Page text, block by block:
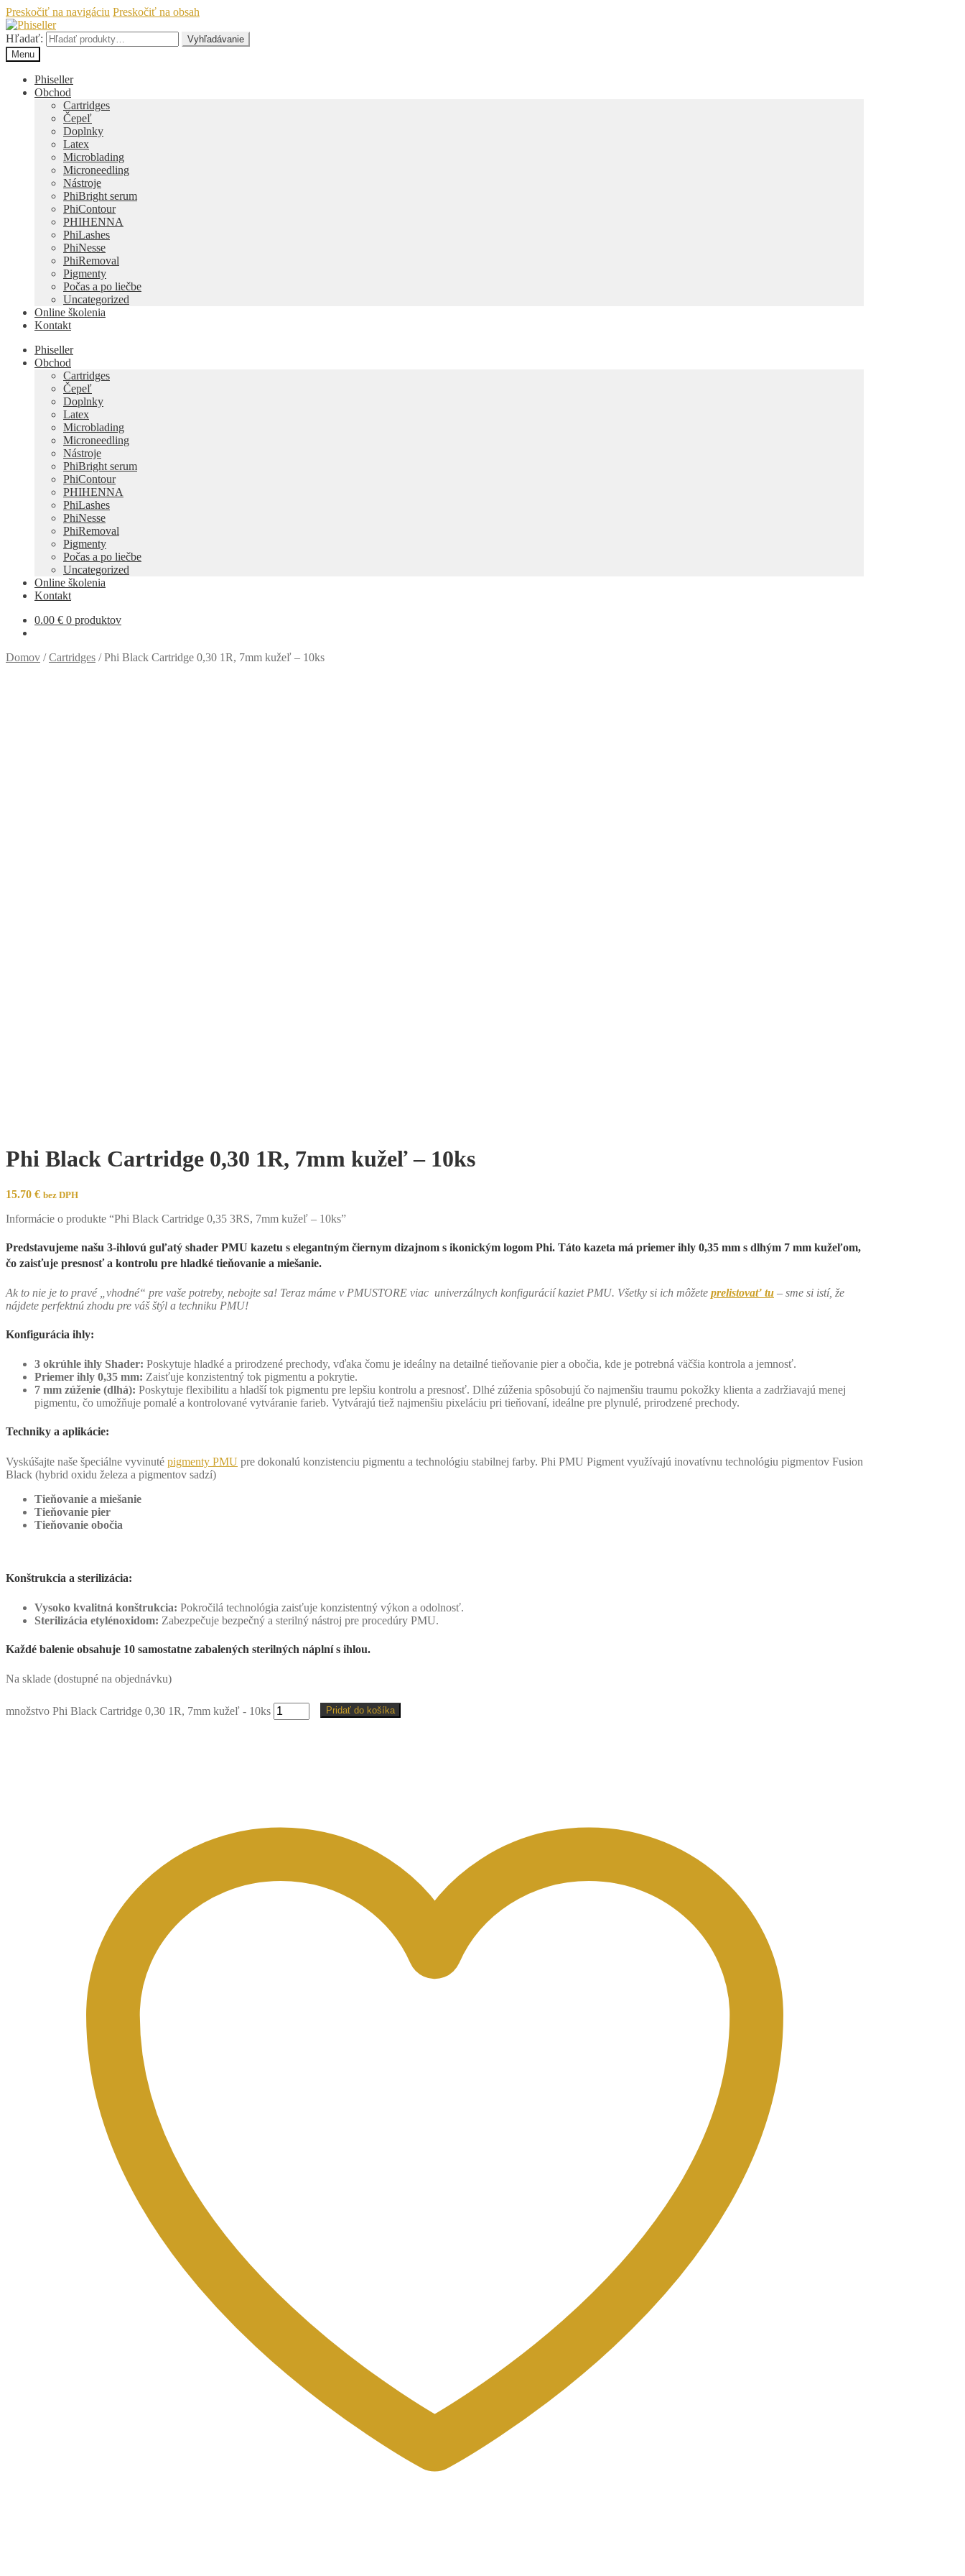
Preskočiť na navigáciu Preskočiť na obsah
Hľadať:
Vyhľadávanie
Menu
Phiseller
Obchod
Cartridges
Čepeľ
Doplnky
Latex
Microblading
Microneedling
Nástroje
PhiBright serum
PhiContour
PHIHENNA
PhiLashes
PhiNesse
PhiRemoval
Pigmenty
Počas a po liečbe
Uncategorized
Online školenia
Kontakt
Phiseller
Obchod
Cartridges
Čepeľ
Doplnky
Latex
Microblading
Microneedling
Nástroje
PhiBright serum
PhiContour
PHIHENNA
PhiLashes
PhiNesse
PhiRemoval
Pigmenty
Počas a po liečbe
Uncategorized
Online školenia
Kontakt
0.00 € 0 produktov
Domov /Cartridges /Phi Black Cartridge 0,30 1R, 7mm kužeľ – 10ks
Phi Black Cartridge 0,30 1R, 7mm kužeľ – 10ks
15.70 € bez DPH
Informácie o produkte “Phi Black Cartridge 0,35 3RS, 7mm kužeľ – 10ks”
Predstavujeme našu 3-ihlovú guľatý shader PMU kazetu s elegantným čiernym dizajnom s ikonickým logom Phi. Táto kazeta má priemer ihly 0,35 mm s dlhým 7 mm kužeľom,
čo zaisťuje presnosť a kontrolu pre hladké tieňovanie a miešanie.
Ak to nie je to pravé „vhodné“ pre vaše potreby, nebojte sa! Teraz máme v PMUSTORE viac univerzálnych konfigurácií kaziet PMU. Všetky si ich môžete prelistovať tu – sme si istí, že
nájdete perfektnú zhodu pre váš štýl a techniku ​​PMU!
Konfigurácia ihly:
3 okrúhle ihly Shader: Poskytuje hladké a prirodzené prechody, vďaka čomu je ideálny na detailné tieňovanie pier a obočia, kde je potrebná väčšia kontrola a jemnosť.
Priemer ihly 0,35 mm: Zaisťuje konzistentný tok pigmentu a pokrytie.
7 mm zúženie (dlhá): Poskytuje flexibilitu a hladší tok pigmentu pre lepšiu kontrolu a presnosť. Dlhé zúženia spôsobujú čo najmenšiu traumu pokožky klienta a zadržiavajú menej
pigmentu, čo umožňuje pomalé a kontrolované vytváranie farieb. Vytvárajú tiež najmenšiu pixeláciu pri tieňovaní, ideálne pre plynulé, prirodzené prechody.
Techniky a aplikácie:
Vyskúšajte naše špeciálne vyvinuté pigmenty PMU pre dokonalú konzistenciu pigmentu a technológiu stabilnej farby. Phi PMU Pigment využívajú inovatívnu technológiu pigmentov Fusion
Black (hybrid oxidu železa a pigmentov sadzí)
Tieňovanie a miešanie
Tieňovanie pier
Tieňovanie obočia
Konštrukcia a sterilizácia:
Vysoko kvalitná konštrukcia: Pokročilá technológia zaisťuje konzistentný výkon a odolnosť.
Sterilizácia etylénoxidom: Zabezpečuje bezpečný a sterilný nástroj pre procedúry PMU.
Každé balenie obsahuje 10 samostatne zabalených sterilných náplní s ihlou.
Na sklade (dostupné na objednávku)
množstvo Phi Black Cartridge 0,30 1R, 7mm kužeľ - 10ks Pridať do košíka